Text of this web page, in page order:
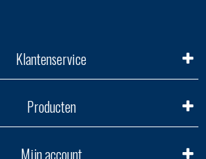
Klantenservice
Producten
Mijn account